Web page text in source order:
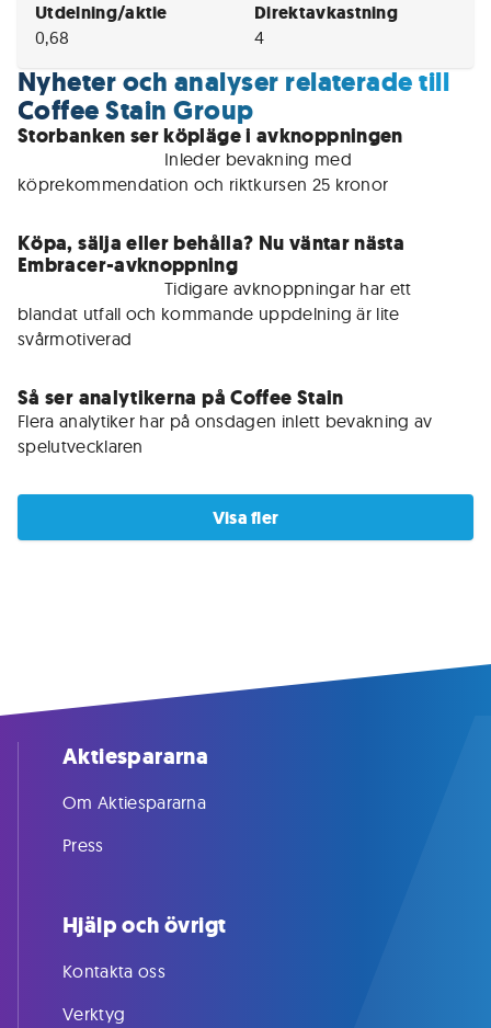
Utdelning/aktie
0,68
Direktavkastning
4
Nyheter och analyser relaterade till
Coffee Stain Group
Storbanken ser köpläge i avknoppningen
Inleder bevakning med
köprekommendation och riktkursen 25 kronor
Köpa, sälja eller behålla? Nu väntar nästa
Embracer-avknoppning
För medlemmar • Tidigare avknoppningar har ett
blandat utfall och kommande uppdelning är lite
svårmotiverad
Så ser analytikerna på Coffee Stain
Flera analytiker har på onsdagen inlett bevakning av
spelutvecklaren
Visa fler
Aktiespararna
Om Aktiespararna
Press
Hjälp och övrigt
Kontakta oss
Verktyg